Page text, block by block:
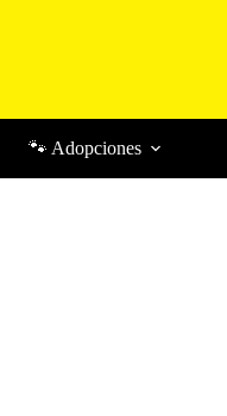
🐾 Adopciones